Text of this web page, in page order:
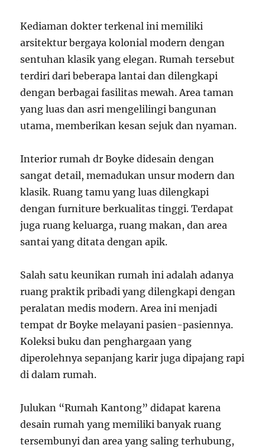
Kediaman dokter terkenal ini memiliki
arsitektur bergaya kolonial modern dengan
sentuhan klasik yang elegan. Rumah tersebut
terdiri dari beberapa lantai dan dilengkapi
dengan berbagai fasilitas mewah. Area taman
yang luas dan asri mengelilingi bangunan
utama, memberikan kesan sejuk dan nyaman.
Interior rumah dr Boyke didesain dengan
sangat detail, memadukan unsur modern dan
klasik. Ruang tamu yang luas dilengkapi
dengan furniture berkualitas tinggi. Terdapat
juga ruang keluarga, ruang makan, dan area
santai yang ditata dengan apik.
Salah satu keunikan rumah ini adalah adanya
ruang praktik pribadi yang dilengkapi dengan
peralatan medis modern. Area ini menjadi
tempat dr Boyke melayani pasien-pasiennya.
Koleksi buku dan penghargaan yang
diperolehnya sepanjang karir juga dipajang rapi
di dalam rumah.
Julukan “Rumah Kantong” didapat karena
desain rumah yang memiliki banyak ruang
tersembunyi dan area yang saling terhubung,